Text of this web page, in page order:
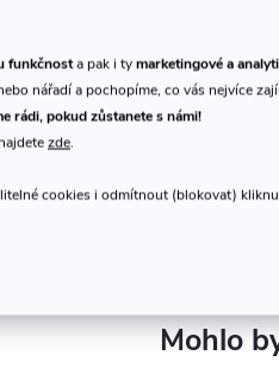
funkčnosta pak i tymarketingové a
nářadí a pochopíme, co vás nejvíce
rádi, pokud zůstanete s námi!
zde.
cookies i odmítnout (blokovat)
DO KOŠÍKU
Kód:D712114
prodejna